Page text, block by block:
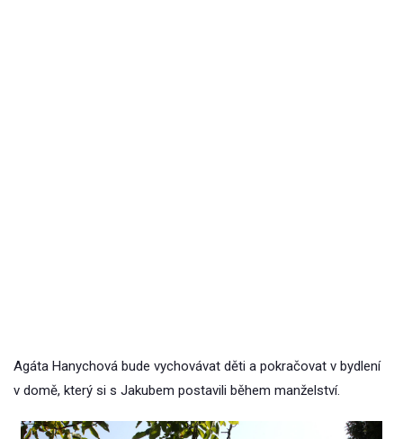
Agáta Hanychová bude vychovávat děti a pokračovat v bydlení
v domě, který si s Jakubem postavili během manželství.